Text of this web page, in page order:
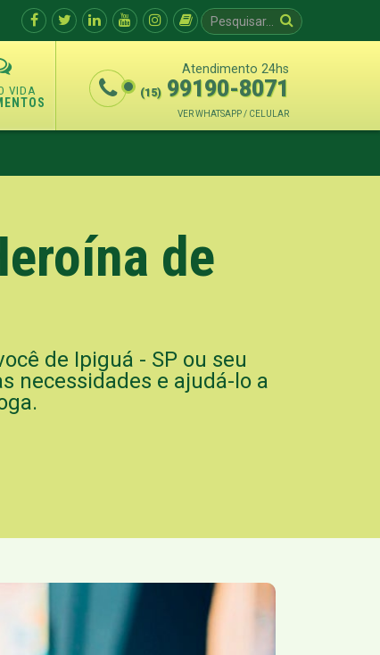
Atendimento 24hs
(15) 99190-8071
VER WHATSAPP / CELULAR
de
de Ipiguá - SP ou seu
necessidades e ajudá-lo a